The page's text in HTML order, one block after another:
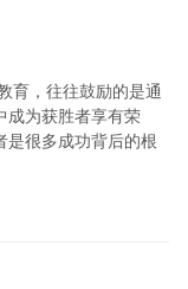
育，往往鼓励的是通
成为获胜者享有荣
是很多成功背后的根